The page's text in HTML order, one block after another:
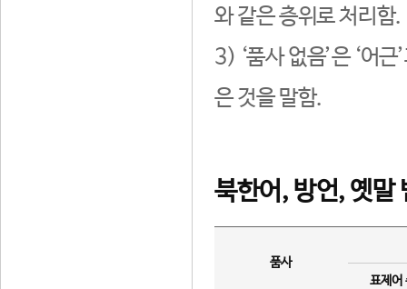
와 같은 층위로 처리함.
3) ‘품사 없음’은 ‘어
은 것을 말함.
북한어, 방언, 옛말
품사
표제어